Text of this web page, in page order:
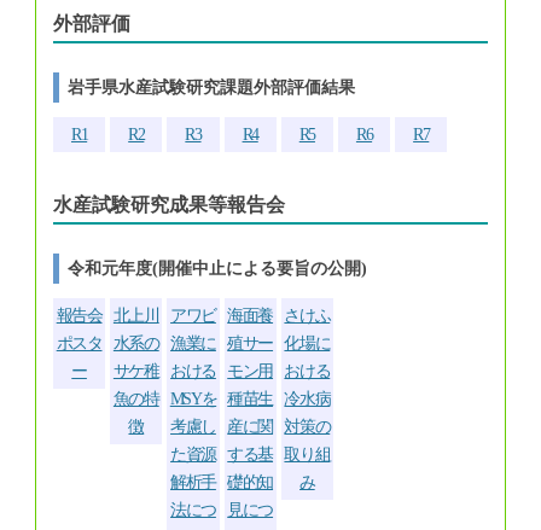
外部評価
岩手県水産試験研究課題外部評価結果
R1 R2 R3 R4 R5 R6 R7
水産試験研究成果等報告会
令和元年度(開催中止による要旨の公開)
報告会
ポスタ
ー
北上川
水系の
サケ稚
魚の特
徴
アワビ
漁業に
おける
MSYを
考慮し
た資源
解析手
法につ
海面養
殖サー
モン用
種苗生
産に関
する基
礎的知
見につ
さけふ
化場に
おける
冷水病
対策の
取り組
み